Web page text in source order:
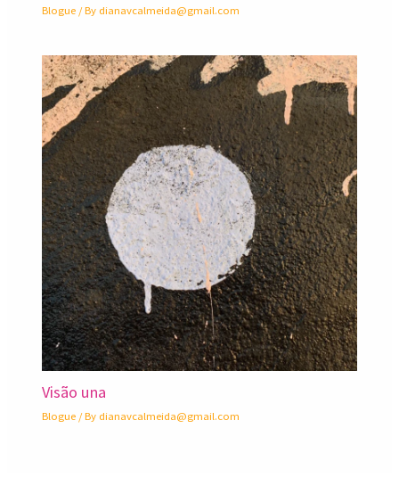
Blogue / By dianavcalmeida@gmail.com
Visão una
Blogue / By dianavcalmeida@gmail.com